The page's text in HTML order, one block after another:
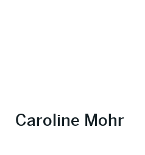
Caroline Mohr